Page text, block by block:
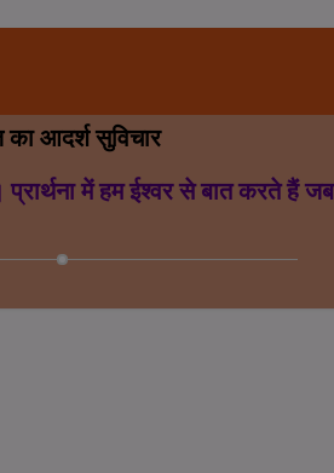
आदर्श सुविचार
प्रार्थना में हम ईश्वर से बात करते हैं